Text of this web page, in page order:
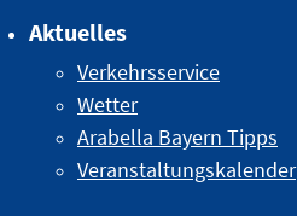
Aktuelles
Verkehrsservice
Wetter
Arabella Bayern Tipps
Veranstaltungskalender